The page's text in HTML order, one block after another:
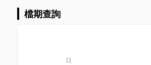
檔期查詢
日